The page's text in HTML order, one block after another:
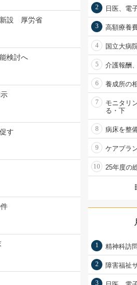
新設 厚労省
検討へ
す
2 日医、電
3 高額療養
4 国立大病
5 介護報酬
6 養成所の
7
モニタリ
る・下
8 病床を整
9 ケアプラ
10 25年度の
1 精神科訪
2 障害福祉
3